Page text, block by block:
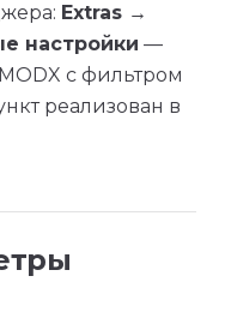
Extras →
настройки —
с фильтром
реализован в